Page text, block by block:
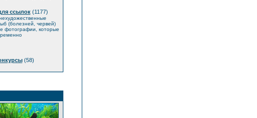
ссылок(1177)
(болезней, червей)
фотографии, которые
(58)